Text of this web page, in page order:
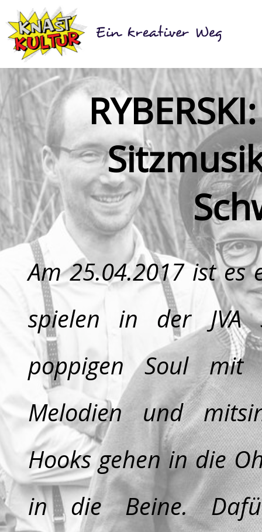
Am25.04.2017ist es
spielen in derJVA
poppigen Soul mit
Melodien und
Hooks gehen in die
in die Beine.